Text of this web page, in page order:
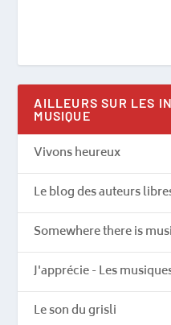
AILLEURS SUR LES
MUSIQUE
Vivons heureux
Le blog des auteurs
Somewhere there is
J'apprécie - Les
Le son du grisli